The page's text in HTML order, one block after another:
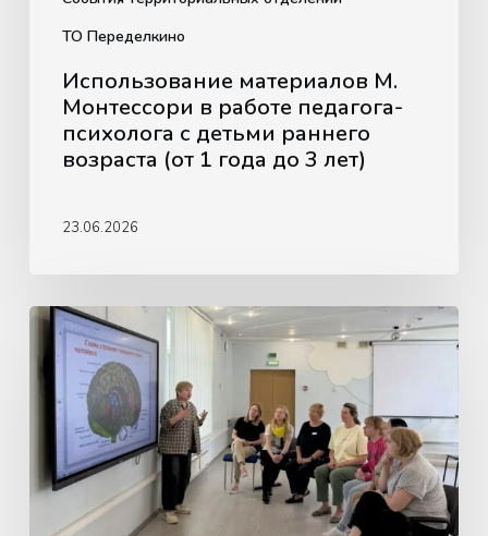
ТО Переделкино
года
Использование материалов М.
Монтессори в работе педагога-
психолога с детьми раннего
возраста (от 1 года до 3 лет)
23.06.2026
Методическое
объединение
«Крылатское»:
нейропсихологический
подход